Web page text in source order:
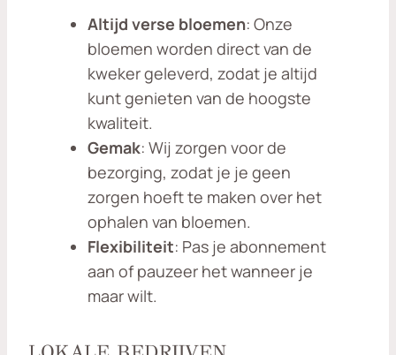
Altijd verse bloemen: Onze
bloemen worden direct van de
kweker geleverd, zodat je altijd
kunt genieten van de hoogste
kwaliteit.
Gemak: Wij zorgen voor de
bezorging, zodat je je geen
zorgen hoeft te maken over het
ophalen van bloemen.
Flexibiliteit: Pas je abonnement
aan of pauzeer het wanneer je
maar wilt.